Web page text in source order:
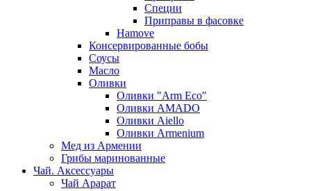
Специи
Приправы в фасовке
Hamove
Консервированные бобы
Соусы
Масло
Оливки
Оливки "Arm Eco"
Оливки AMADO
Оливки Aiello
Оливки Armenium
Мед из Армении
Грибы маринованные
Чай. Аксессуары
Чай Арарат